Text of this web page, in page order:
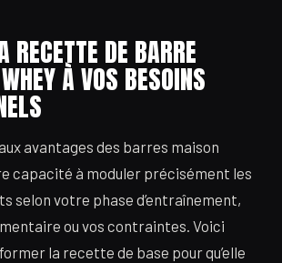
RECETTE DE BARRE
À VOS BESOINS
avantages des barres maison
capacité à moduler précisément les
selon votre phase d’entraînement,
ou vos contraintes. Voici
la recette de base pour qu’elle